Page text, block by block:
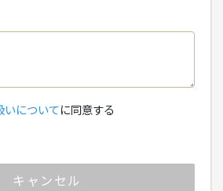
いについてに同意する
キャンセル